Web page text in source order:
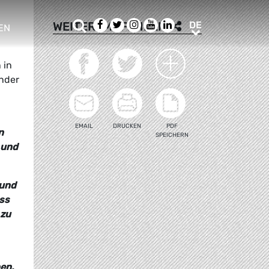
sub menu
SucheFacebook
TwitterInstagram
Youtube
LinkedIn
DEDE
in
WEITEREMPFEHLEN
EMAIL DRUCKEN
PDF
SPEICHERN